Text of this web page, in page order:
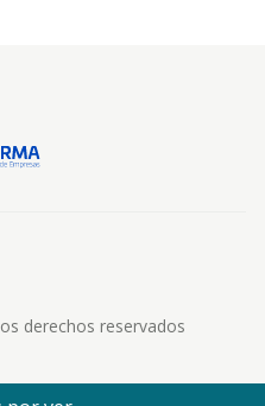
derechos reservados